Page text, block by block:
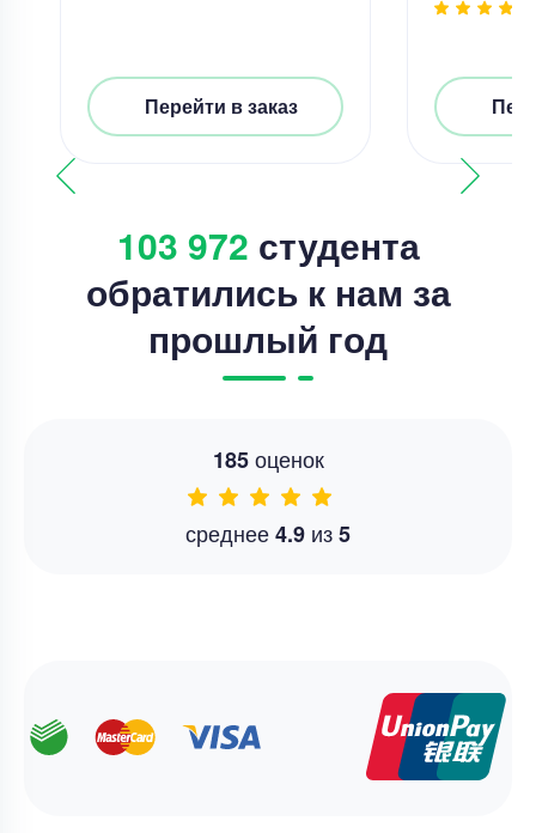
Перейти в заказ
103 972 студента
обратились к нам за
прошлый год
185оценок
среднее4.9 из5